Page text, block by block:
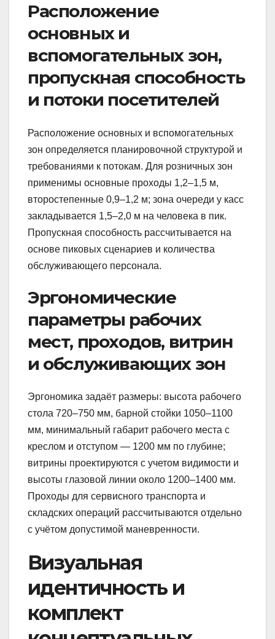
Расположение
основных и
вспомогательных зон,
пропускная способность
и потоки посетителей
Расположение основных и вспомогательных
зон определяется планировочной структурой и
требованиями к потокам. Для розничных зон
применимы основные проходы 1,2–1,5 м,
второстепенные 0,9–1,2 м; зона очереди у касс
закладывается 1,5–2,0 м на человека в пик.
Пропускная способность рассчитывается на
основе пиковых сценариев и количества
обслуживающего персонала.
Эргономические
параметры рабочих
мест, проходов, витрин
и обслуживающих зон
Эргономика задаёт размеры: высота рабочего
стола 720–750 мм, барной стойки 1050–1100
мм, минимальный габарит рабочего места с
креслом и отступом — 1200 мм по глубине;
витрины проектируются с учетом видимости и
высоты глазовой линии около 1200–1400 мм.
Проходы для сервисного транспорта и
складских операций рассчитываются отдельно
с учётом допустимой маневренности.
Визуальная
идентичность и
комплект